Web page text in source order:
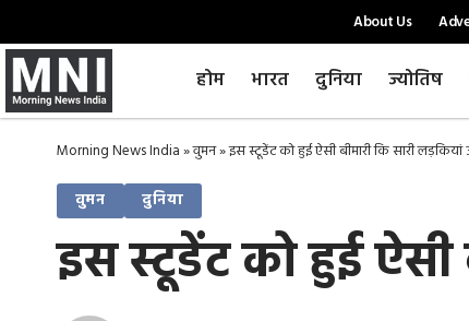
About Us
होम भारत दुनिया ज्योतिष
Morning News India»वुमन»इस स्टूडेंट को हुई ऐसी बीमारी कि सारी
वुमन दुनिया
इस स्टूडेंट को हुई ऐसी